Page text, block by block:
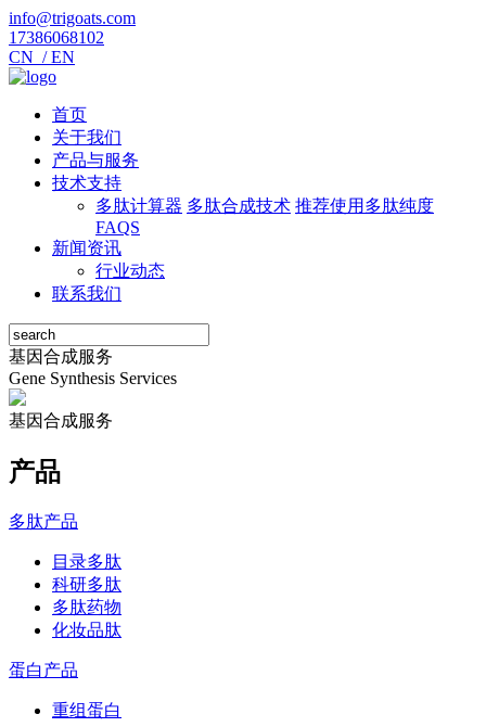
info@trigoats.com
17386068102
CN /EN
首页
关于我们
产品与服务
技术支持
多肽计算器 多肽合成技术 推荐使用多肽纯度
FAQS
新闻资讯
行业动态
联系我们
基因合成服务
Gene Synthesis Services
基因合成服务
产品
多肽产品
目录多肽
科研多肽
多肽药物
化妆品肽
蛋白产品
重组蛋白